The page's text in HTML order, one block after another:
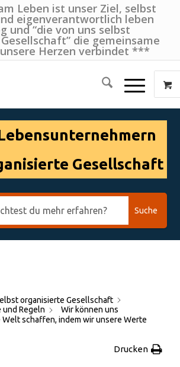
Leben ist unser Ziel, selbst
eigenverantwortlich leben
und “die von uns selbst
die gemeinsame
Herzen verbindet ***
Gesellschaft
Suche
organisierte Gesellschaft
und Regeln
Wir können uns
schaffen, indem wir unsere Werte
Drucken